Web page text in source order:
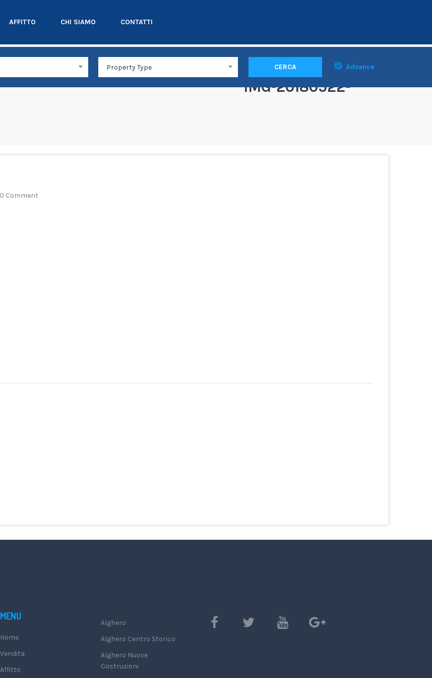
AFFITTO CHI SIAMO CONTATTI
CERCA Advance
IMG-20180522-
0 Comment
MENU
Home
Vendita
Affitto
Alghero
Alghero Centro Storico
Alghero Nuove
Costruzioni